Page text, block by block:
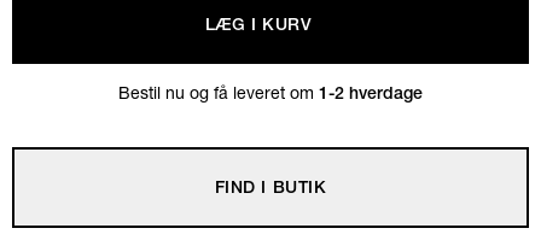
LÆG I KURV
Bestil nu og få leveret om 1-2 hverdage
FIND I BUTIK